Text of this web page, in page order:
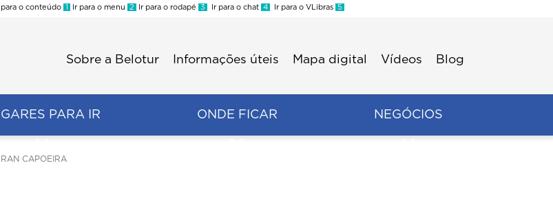
para o conteúdo 1 Ir para o menu 2 Ir para o rodapé 3 Ir para o chat 4 Ir para o VLibras 5
Sobre a Belotur Informações úteis Mapa digital Vídeos Blog
PARA IR ONDE FICAR NEGÓCIOS
CAPOEIRA